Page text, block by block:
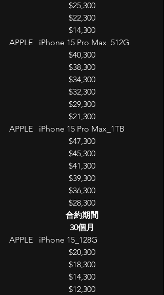
$25,300
$22,300
$14,300
APPLE   iPhone 15 Pro Max_512G
$40,300
$38,300
$34,300
$32,300
$29,300
$21,300
APPLE   iPhone 15 Pro Max_1TB
$47,300
$45,300
$41,300
$39,300
$36,300
$28,300
合約期間
30個月
APPLE   iPhone 15_128G
$20,300
$18,300
$14,300
$12,300